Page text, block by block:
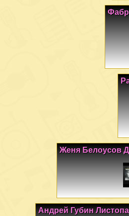
Женя Белоусов
Андрей Губин